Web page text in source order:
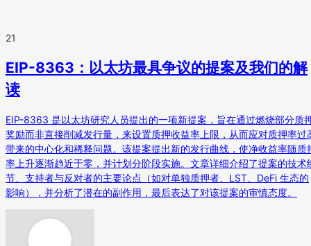
21
EIP-8363：以太坊最具争议的提案及我们的解
读
EIP-8363 是以太坊研究人员提出的一项新提案，旨在通过燃烧部分质
奖励而非直接削减发行量，来设置质押收益率上限，从而应对质押率过
带来的中心化和稀释问题。该提案提出新的发行曲线，使净收益率随质
率上升逐渐趋近于零，并计划分阶段实施。文章详细介绍了提案的技术
节、支持者与反对者的主要论点（如对单独质押者、LST、DeFi 生态的
影响），并分析了潜在的副作用，最后表达了对该提案的审慎态度。